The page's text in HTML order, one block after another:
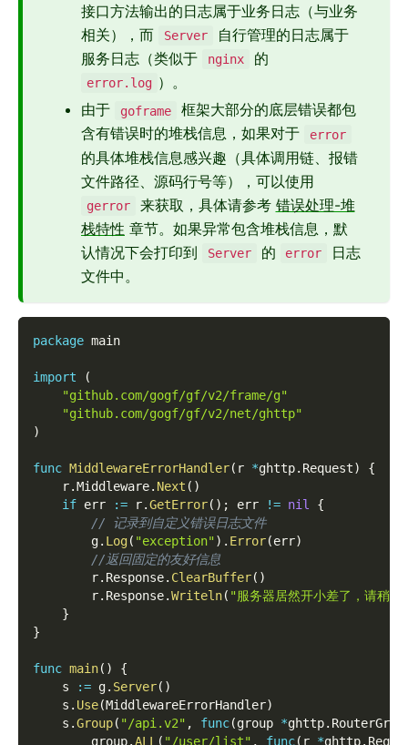
接口方法输出的日志属于业务日志（与业务
相关），而
Server
自行管理的日志属于
服务日志（类似于
nginx 的
error.log ）。
由于
goframe
框架大部分的底层错误都包
含有错误时的堆栈信息，如果对于
error
的具体堆栈信息感兴趣（具体调用链、报错
文件路径、源码行号等），可以使用
gerror 来获取，具体请参考 错误处理-堆
栈特性 章节。如果异常包含堆栈信息，默
认情况下会打印到
Server 的 error
日志
文件中。
package main
import
(
"github.com/gogf/gf/v2/frame/g"
"github.com/gogf/gf/v2/net/ghttp"
)
func MiddlewareErrorHandler( r *ghttp. Request)
{
    r
.Middleware. Next ( )
if err := r.GetError( ) ; err != nil
{
// 记录到自定义错误日志文件
        g
. Log( "exception") . Error(err)
//返回固定的友好信息
        r
. Response. ClearBuffer( )
        r
. Response.Writeln( "服务器居然开小差了，请稍后
}
}
func main( )
{
    s
:= g. Server( )
    s
. Use(MiddlewareErrorHandler)
    s
.Group( "/api.v2" , func(group *ghttp.
        group
.ALL ( "/user/list" , func( r *ghttp.